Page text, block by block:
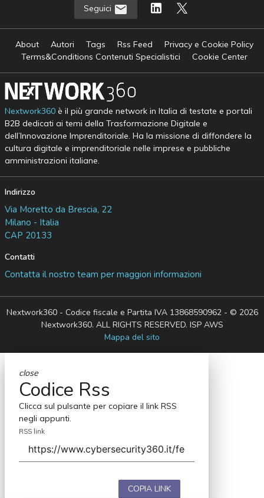
Seguici
About Autori Tags Rss Feed
Privacy e Cookie Policy
Terms&Conditions Contenuti Specialistici
Cookie Center
Nextwork360è il più grande network in Italia di testate e portali
B2B dedicati ai temi della Trasformazione Digitale e
dell’Innovazione Imprenditoriale. Ha la missione di diffondere la
cultura digitale e imprenditoriale nelle imprese e pubbliche
amministrazioni italiane.
Indirizzo
Via Moretto da Brescia, 22
Milano - Italia
CAP 20133
Contatti
Contatta il nostro team per maggiori informazioni
Nextwork360 - Codice fiscale e Partita IVA 13868590962 - © 2026
Nextwork360. ALL RIGHTS RESERVED. ISP AWS
Mappa del sito
close
Codice Rss
Clicca sul pulsante per copiare il link RSS
negli appunti.
RSS link
COPIA LINK